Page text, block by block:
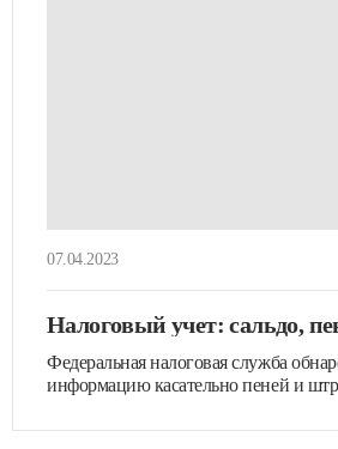
07.04.2023
Налоговый учет: сальдо,
Федеральная налоговая служба
информацию касательно пеней и